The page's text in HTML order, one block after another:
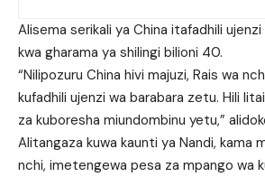
Alisema serikali ya China itafadhili
kwa gharama ya shilingi bilioni 40.
“Nilipozuru China hivi majuzi, Rais wa
kufadhili ujenzi wa barabara zetu. Hili
za kuboresha miundombinu yetu,”
Alitangaza kuwa kaunti ya Nandi, kama
nchi, imetengewa pesa za mpango wa